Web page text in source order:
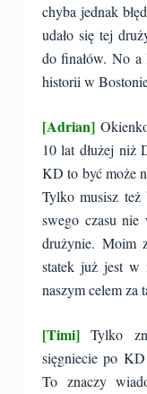
chyba jednak
udało się tej
do finałów. No a
historii w
[Adrian]
10 lat dłużej niż
KD to być może
Tylko musisz
swego czasu nie
drużynie. Moim
statek już jest w
naszym celem za
[Timi]Tylko
sięgniecie po
To znaczy